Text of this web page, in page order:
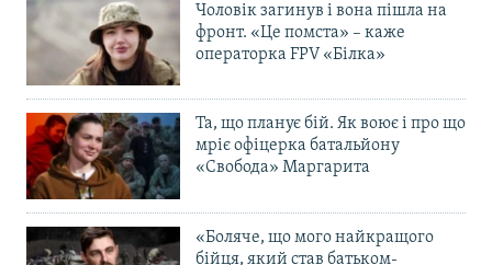
Чоловік загинув і вона пішла на
фронт. «Це помста» – каже
операторка FPV «Білка»
Та, що планує бій. Як воює і про що
мріє офіцерка батальйону
«Свобода» Маргарита
«Боляче, що мого найкращого
бійця, який став батьком-